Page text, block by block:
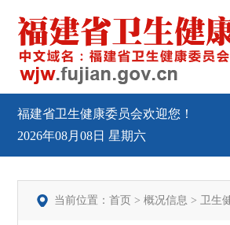
福建省卫生健康委员会欢迎您！
2026年08月08日 星期六
当前位置： 首页 > 概况信息 > 卫生